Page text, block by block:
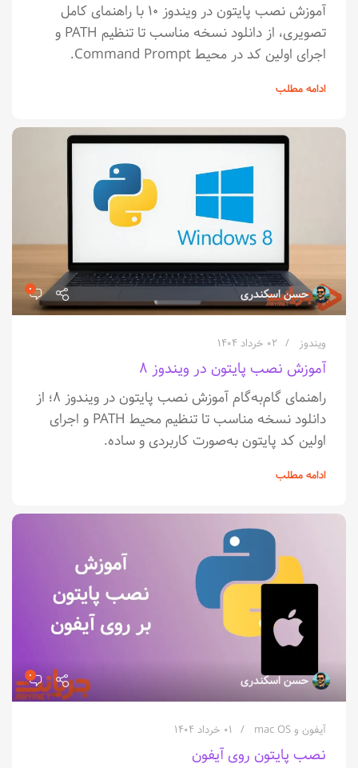
آموزش نصب پایتون در ویندوز ۱۰ با راهنمای کامل
تصویری، از دانلود نسخه مناسب تا تنظیم PATH و
اجرای اولین کد در محیط Command Prompt.
ادامه مطلب
حسن اسکندری ۰
ویندوز ۰۲ خرداد ۱۴۰۴
آموزش نصب پایتون در ویندوز ۸
راهنمای گام‌به‌گام آموزش نصب پایتون در ویندوز ۸؛ از
دانلود نسخه مناسب تا تنظیم محیط PATH و اجرای
اولین کد پایتون به‌صورت کاربردی و ساده.
ادامه مطلب
حسن اسکندری ۰
آیفون و mac OS ۰۱ خرداد ۱۴۰۴
نصب پایتون روی آیفون